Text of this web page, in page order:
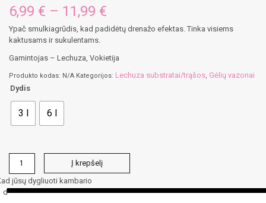
6,99 € – 11,99 €
range:
6,99 €
11,99 €
Ypač smulkiagrūdis, kad padidėtų drenažo efektas. Tinka visiems
kaktusams ir sukulentams.
Gamintojas – Lechuza, Vokietija
Produkto kodas: N/A Kategorijos: Lechuza substratai/trąšos, Gėlių vazonai
Dydis
3 l 6 l
kiekis:
Augalinis
substratas
Į krepšelį
jūsų dygliuoti kambario
draugai jaustųsi visiškai